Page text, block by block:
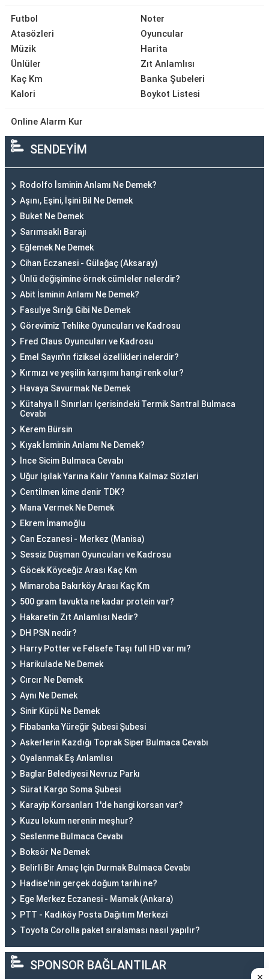
Futbol
Atasözleri
Müzik
Ünlüler
Kaç Km
Kalori
Noter
Oyuncular
Harita
Zıt Anlamlısı
Banka Şubeleri
Boykot Listesi
Online Alarm Kur
SENDEYİM
Rodolfo İsminin Anlamı Ne Demek?
Aşını, Eşini, İşini Bil Ne Demek
Buket Ne Demek
Sarımsaklı Barajı
Eğlemek Ne Demek
Cihan Eczanesi - Gülağaç (Aksaray)
Ünlü değişimine örnek cümleler nelerdir?
Abit İsminin Anlamı Ne Demek?
Fasulye Sırığı Gibi Ne Demek
Görevimiz Tehlike Oyuncuları ve Kadrosu
Fred Claus Oyuncuları ve Kadrosu
Emel Sayın'ın fiziksel özellikleri nelerdir?
Kırmızı ve yeşilin karışımı hangi renk olur?
Havaya Savurmak Ne Demek
Kütahya Il Sınırları Içerisindeki Termik Santral Bulmaca
Cevabı
Kerem Bürsin
Kıyak İsminin Anlamı Ne Demek?
İnce Sicim Bulmaca Cevabı
Uğur Işılak Yarına Kalır Yanına Kalmaz Sözleri
Centilmen kime denir TDK?
Mana Vermek Ne Demek
Ekrem İmamoğlu
Can Eczanesi - Merkez (Manisa)
Sessiz Düşman Oyuncuları ve Kadrosu
Göcek Köyceğiz Arası Kaç Km
Mimaroba Bakırköy Arası Kaç Km
500 gram tavukta ne kadar protein var?
Hakaretin Zıt Anlamlısı Nedir?
DH PSN nedir?
Harry Potter ve Felsefe Taşı full HD var mı?
Harikulade Ne Demek
Cırcır Ne Demek
Aynı Ne Demek
Sinir Küpü Ne Demek
Fibabanka Yüreğir Şubesi Şubesi
Askerlerin Kazdığı Toprak Siper Bulmaca Cevabı
Oyalanmak Eş Anlamlısı
Baglar Belediyesi Nevruz Parkı
Sürat Kargo Soma Şubesi
Karayip Korsanları 1'de hangi korsan var?
Kuzu lokum nerenin meşhur?
Seslenme Bulmaca Cevabı
Boksör Ne Demek
Belirli Bir Amaç Için Durmak Bulmaca Cevabı
Hadise'nin gerçek doğum tarihi ne?
Ege Merkez Eczanesi - Mamak (Ankara)
PTT - Kadıköy Posta Dağıtım Merkezi
Toyota Corolla paket sıralaması nasıl yapılır?
SPONSOR BAĞLANTILAR